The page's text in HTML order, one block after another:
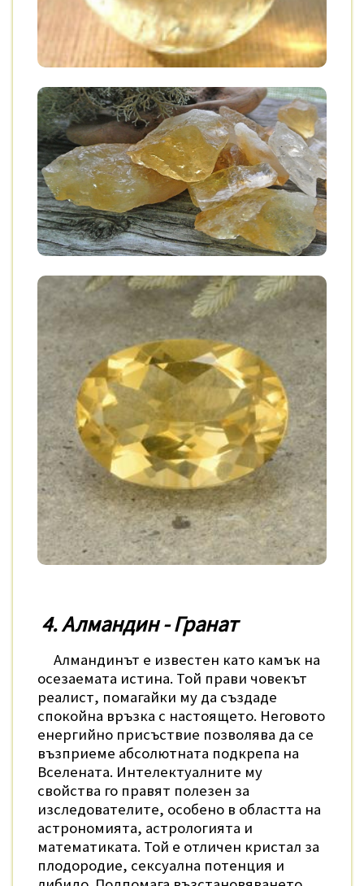
4. Алмандин - Гранат
Алмандинът е известен като камък на
осезаемата истина. Той прави човекът
реалист, помагайки му да създаде
спокойна връзка с настоящето. Неговото
енергийно присъствие позволява да се
възприеме абсолютната подкрепа на
Вселената. Интелектуалните му
свойства го правят полезен за
изследователите, особено в областта на
астрономията, астрологията и
математиката. Той е отличен кристал за
плодородие, сексуална потенция и